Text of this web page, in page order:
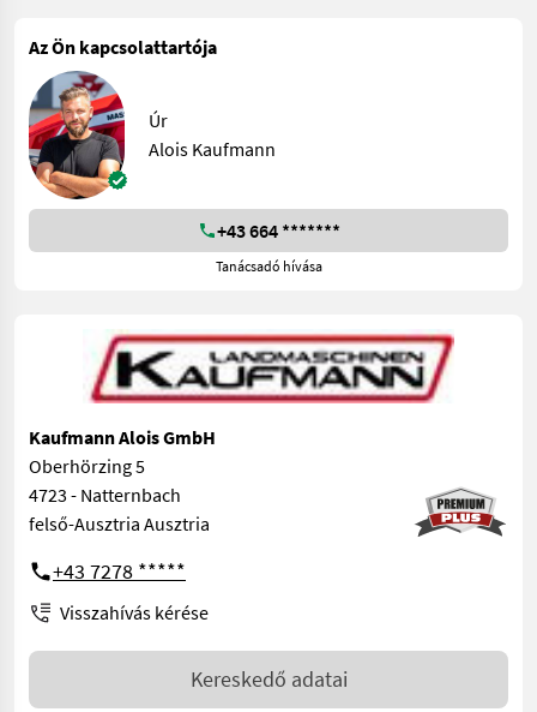
Az Ön kapcsolattartója
Úr
Alois Kaufmann
+43 664 *******
Tanácsadó hívása
Kaufmann Alois GmbH
Oberhörzing 5
4723 - Natternbach
felső-Ausztria Ausztria
+43 7278 *****
Visszahívás kérése
Kereskedő adatai